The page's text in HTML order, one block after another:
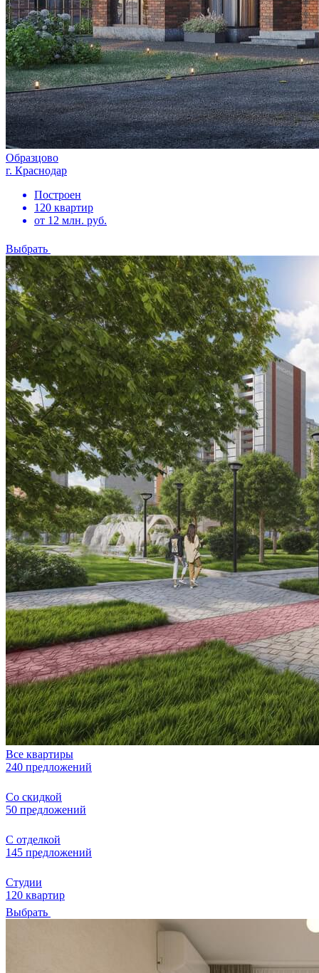
Образцово
г. Краснодар
Построен
120 квартир
от 12 млн. руб.
Выбрать
Все квартиры
240 предложений
Со скидкой
50 предложений
С отделкой
145 предложений
Студии
120 квартир
Выбрать